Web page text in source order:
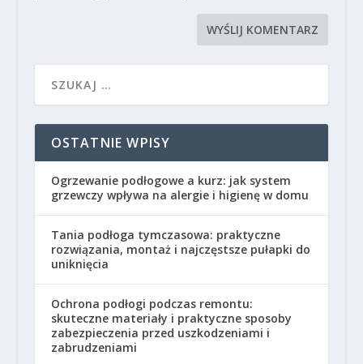
OSTATNIE WPISY
Ogrzewanie podłogowe a kurz: jak system
grzewczy wpływa na alergie i higienę w domu
Tania podłoga tymczasowa: praktyczne
rozwiązania, montaż i najczęstsze pułapki do
uniknięcia
Ochrona podłogi podczas remontu:
skuteczne materiały i praktyczne sposoby
zabezpieczenia przed uszkodzeniami i
zabrudzeniami